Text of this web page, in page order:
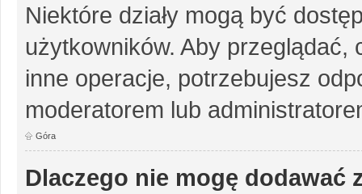
Niektóre działy mogą być
użytkowników. Aby
inne operacje, potrzebujesz
moderatorem lub
Góra
Dlaczego nie mogę dodawać